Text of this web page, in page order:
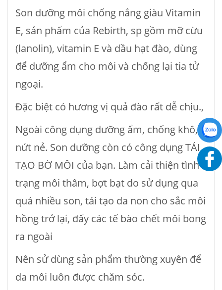
Son dưỡng môi chống nắng giàu Vitamin
E, sản phẩm của Rebirth, sp gồm mỡ cừu
(lanolin), vitamin E và dầu hạt đào, dùng
để dưỡng ẩm cho môi và chống lại tia tử
ngoại.
Đặc biệt có hương vị quả đào rất dễ chịu.,
Ngoài công dụng dưỡng ẩm, chống khô,
nứt nẻ. Son dưỡng còn có công dụng TÁI
TẠO BỜ MÔI của bạn. Làm cải thiện tình
trạng môi thâm, bợt bạt do sử dụng qua
quá nhiều son, tái tạo da non cho sắc môi
hồng trở lại, đẩy các tế bào chết môi bong
ra ngoài
Nên sử dùng sản phẩm thường xuyên để
da môi luôn được chăm sóc.